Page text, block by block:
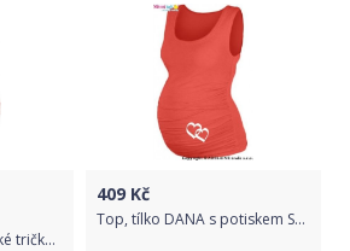
Be MaaMaa Těhotenské tričko s dl. rukávem - pudrové, vel. L/XL
409 Kč
Top, tílko DANA s potiskem SRDÍČEK - korálové, Velikosti těh. moda S/M